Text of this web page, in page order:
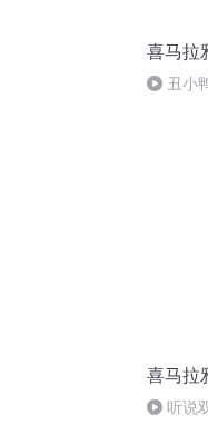
喜马拉
丑小
喜马拉
听说